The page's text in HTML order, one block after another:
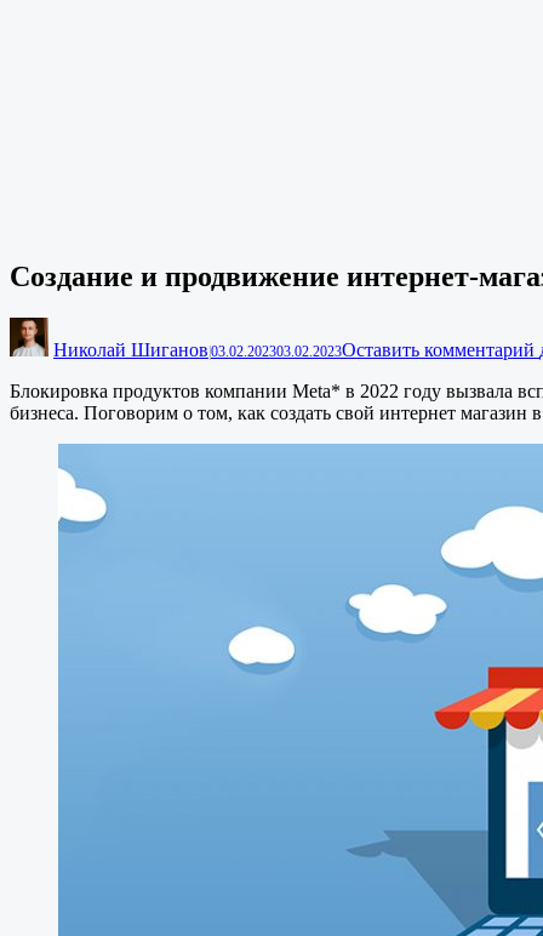
Создание и продвижение интернет-
Николай Шиганов 03.02.202303.02.2023Оставить комментарий
Блокировка продуктов компании Meta* в 2022 году вызвала
бизнеса. Поговорим о том, как создать свой интернет